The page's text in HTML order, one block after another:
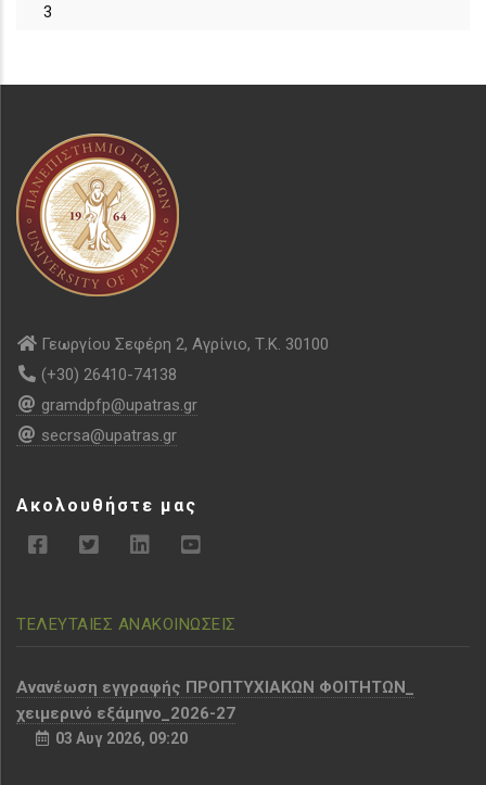
3
Γεωργίου Σεφέρη 2, Αγρίνιο, Τ.Κ. 30100
(+30) 26410-74138
gramdpfp@upatras.gr
secrsa@upatras.gr
Ακολουθήστε μας
ΤΕΛΕΥΤΑΙΕΣ ΑΝΑΚΟΙΝΩΣΕΙΣ
Aνανέωση εγγραφής ΠΡΟΠΤΥΧΙΑΚΩΝ ΦΟΙΤΗΤΩΝ_
χειμερινό εξάμηνο_2026-27
03 Αυγ 2026, 09:20